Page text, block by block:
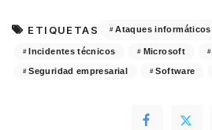
ETIQUETAS Ataques informáticos
Incidentes técnicos Microsoft
Seguridad empresarial Software